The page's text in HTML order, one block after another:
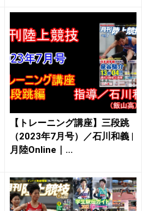
【トレーニング講座】三段跳
（2023年7月号）／石川和義 |
月陸Online｜...